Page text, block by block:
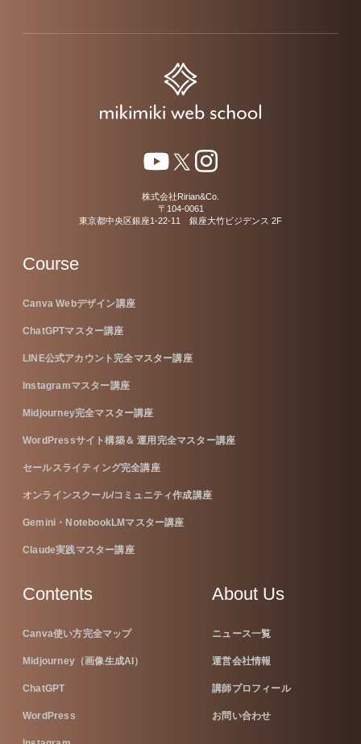
株式会社Ririan&Co.
〒104-0061
東京都中央区銀座1-22-11 銀座大竹ビジデンス 2F
Course
Canva Webデザイン講座
ChatGPTマスター講座
LINE公式アカウント完全マスター講座
Instagramマスター講座
Midjourney完全マスター講座
WordPressサイト構築＆ 運用完全マスター講座
セールスライティング完全講座
オンラインスクール/コミュニティ作成講座
Gemini・NotebookLMマスター講座
Claude実践マスター講座
Contents
Canva使い方完全マップ
Midjourney（画像生成AI）
ChatGPT
WordPress
About Us
ニュース一覧
運営会社情報
講師プロフィール
お問い合わせ